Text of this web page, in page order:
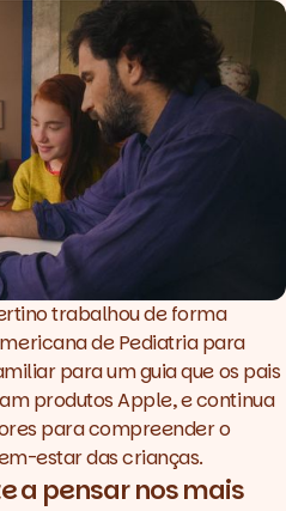
trabalhou de forma
de Pediatria para
para um guia que os pais
produtos Apple, e continua
para compreender o
estar das crianças.
a pensar nos mais